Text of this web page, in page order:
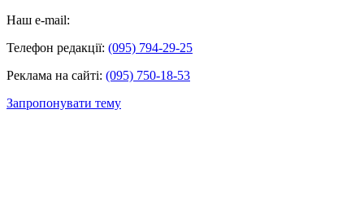
Наш e-mail:
Телефон редакції: (095) 794-29-25
Реклама на сайті: (095) 750-18-53
Запропонувати тему